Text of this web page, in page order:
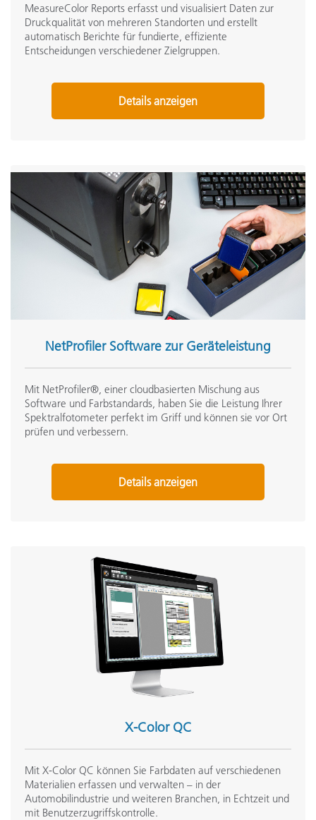
MeasureColor Reports erfasst und visualisiert Daten zur
Druckqualität von mehreren Standorten und erstellt
automatisch Berichte für fundierte, effiziente
Entscheidungen verschiedener Zielgruppen.
Details anzeigen
NetProfiler Software zur Geräteleistung
Mit NetProfiler®, einer cloudbasierten Mischung aus
Software und Farbstandards, haben Sie die Leistung Ihrer
Spektralfotometer perfekt im Griff und können sie vor Ort
prüfen und verbessern.
Details anzeigen
X-Color QC
Mit X-Color QC können Sie Farbdaten auf verschiedenen
Materialien erfassen und verwalten – in der
Automobilindustrie und weiteren Branchen, in Echtzeit und
mit Benutzerzugriffskontrolle.